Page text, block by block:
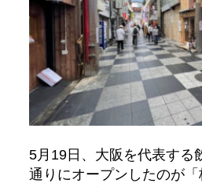
5月19日、大阪を代表する
通りにオープンしたのが